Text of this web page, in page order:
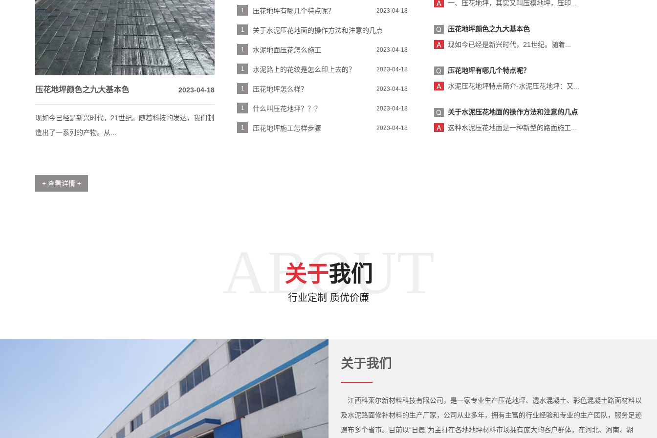
压花地坪颜色之九大基本色 2023-04-18
现如今已经是新兴时代，21世纪。随着科技的发达，我们制
造出了一系列的产物。从...
+ 查看详情 +
1 压花地坪有哪几个特点呢？ 2023-04-18
1 关于水泥压花地面的操作方法和注意的几点
2023-04-18
1 水泥地面压花怎么施工 2023-04-18
1 水泥路上的花纹是怎么印上去的？ 2023-04-18
1 压花地坪怎么样？ 2023-04-18
1 什么叫压花地坪？？？ 2023-04-18
1 压花地坪施工怎样步骤 2023-04-18
一、压花地坪，其实又叫压模地坪，压印...
压花地坪颜色之九大基本色
现如今已经是新兴时代，21世纪。随着...
压花地坪有哪几个特点呢？
水泥压花地坪特点简介-水泥压花地坪：又...
关于水泥压花地面的操作方法和注意的几点
这种水泥压花地面是一种新型的路面施工...
ABOUT
关于我们
行业定制 质优价廉
关于我们
江西科莱尔新材料科技有限公司，是一家专业生产压花地坪、透水混凝土、彩色混凝土路面材料以
及水泥路面修补材料的生产厂家，公司从业多年，拥有主富的行业经验和专业的生产团队，服务足迹
遍布多个省市。目前以“日晨"为主打在各地地坪材料市场拥有庞大的客户群体，在河北、河南、湖